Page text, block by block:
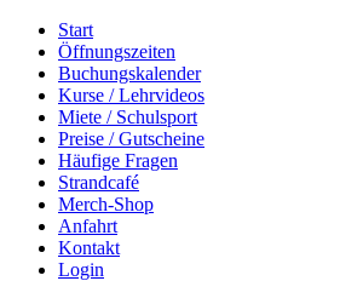
Start
Öffnungszeiten
Buchungskalender
Kurse / Lehrvideos
Miete / Schulsport
Preise / Gutscheine
Häufige Fragen
Strandcafé
Merch-Shop
Anfahrt
Kontakt
Login